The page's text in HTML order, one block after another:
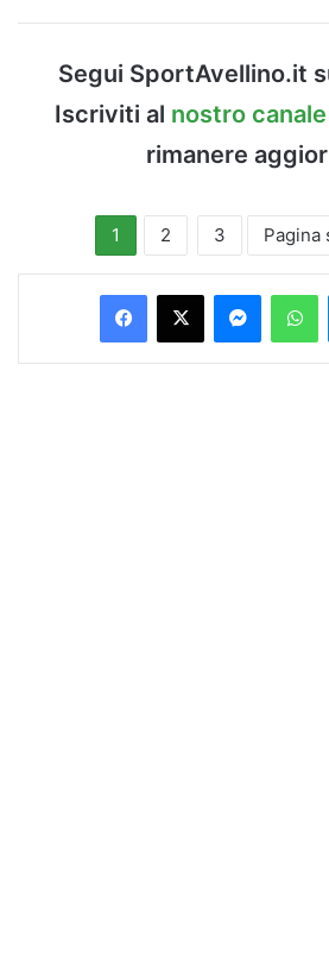
Segui SportAvellino.it
Iscriviti al nostro
rimanere
1 2 3 Pagina
Facebook
X